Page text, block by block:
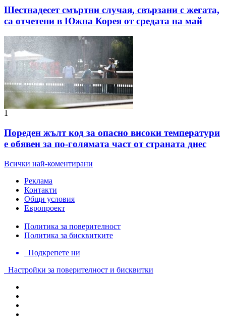
Шестнадесет смъртни случая, свързани с жегата,
са отчетени в Южна Корея от средата на май
1
Пореден жълт код за опасно високи температури
е обявен за по-голямата част от страната днес
Всички най-коментирани
Реклама
Контакти
Общи условия
Европроект
Политика за поверителност
Политика за бисквитките
Подкрепете ни
Настройки за поверителност и бисквитки